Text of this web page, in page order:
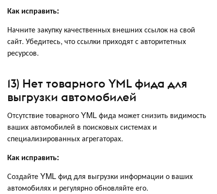
Как исправить:
Начните закупку качественных внешних ссылок на свой
сайт. Убедитесь, что ссылки приходят с авторитетных
ресурсов.
13) Нет товарного YML фида для
выгрузки автомобилей
Отсутствие товарного YML фида может снизить видимость
ваших автомобилей в поисковых системах и
специализированных агрегаторах.
Как исправить:
Создайте YML фид для выгрузки информации о ваших
автомобилях и регулярно обновляйте его.